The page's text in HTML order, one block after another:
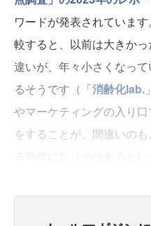
ワードが発表されていま
較すると、以前は大きか
違いが、年々小さくなっ
るそうです（「消齢化lab.
やマーケティングの入り
をすることが、間違いの